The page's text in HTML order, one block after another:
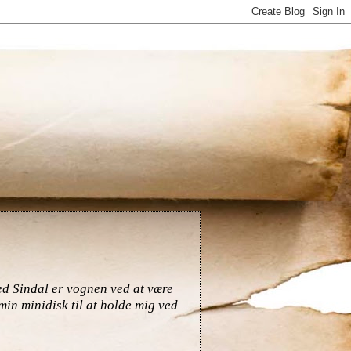
Sindal er vognen ved at være
minidisk til at holde mig ved